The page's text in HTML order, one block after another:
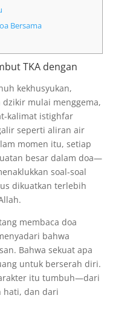
Bersama
TKA dengan
kekhusyukan,
mulai menggema,
kalimat istighfar
seperti aliran air
momen itu, setiap
besar dalam doa—
soal-soal
dikuatkan terlebih
membaca doa
bahwa
Bahwa sekuat apa
untuk berserah diri.
itu tumbuh—dari
hati, dan dari